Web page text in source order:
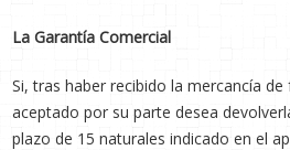
La Garantía Comercial
Si, tras haber recibido la mercancía
aceptado por su parte desea
plazo de 15 naturales indicado en el